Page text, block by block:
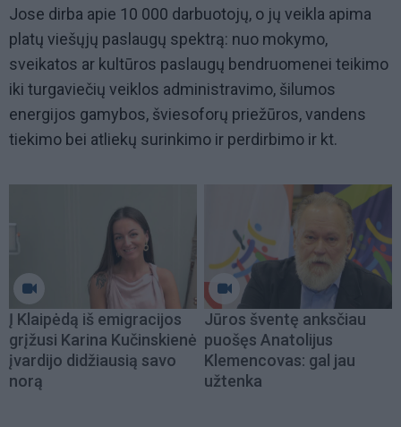
Jose dirba apie 10 000 darbuotojų, o jų veikla apima
platų viešųjų paslaugų spektrą: nuo mokymo,
sveikatos ar kultūros paslaugų bendruomenei teikimo
iki turgaviečių veiklos administravimo, šilumos
energijos gamybos, šviesoforų priežūros, vandens
tiekimo bei atliekų surinkimo ir perdirbimo ir kt.
Į Klaipėdą iš emigracijos
grįžusi Karina Kučinskienė
įvardijo didžiausią savo
norą
Jūros šventę anksčiau
puošęs Anatolijus
Klemencovas: gal jau
užtenka